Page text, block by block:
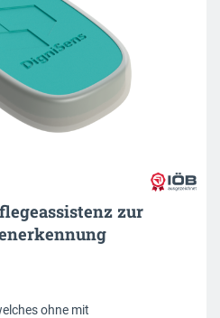
zur
ohne mit